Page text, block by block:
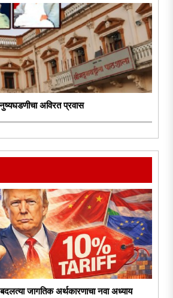
अविरत प्रवास
जागतिक अर्थकारणाचा नवा अध्याय